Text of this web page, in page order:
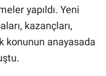
yapıldı. Yeni
kazançları,
konunun anayasada